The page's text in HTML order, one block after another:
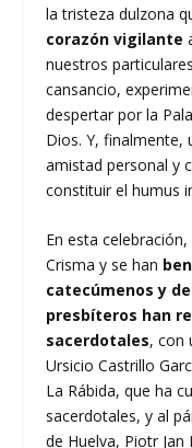
la tristeza dulzona
corazón vigilante
nuestros
cansancio,
despertar por la
Dios. Y, finalmente,
amistad personal y
constituir el humus
En esta
Crisma y se han
catecúmenos y
presbíteros han
sacerdotales, con
Ursicio Castrillo
La Rábida, que ha
sacerdotales, y al
de Huelva, Piotr